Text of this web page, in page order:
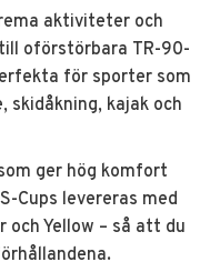
aktiviteter och
oförstörbara TR-90-
för sporter som
skidåkning, kajak och
ger hög komfort
Cups levereras med
och Yellow – så att du